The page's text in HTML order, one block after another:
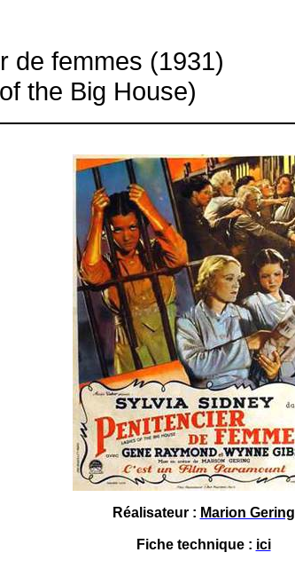
de femmes (1931)
the Big House)
Réalisateur : Marion Gering
Fiche technique : ici